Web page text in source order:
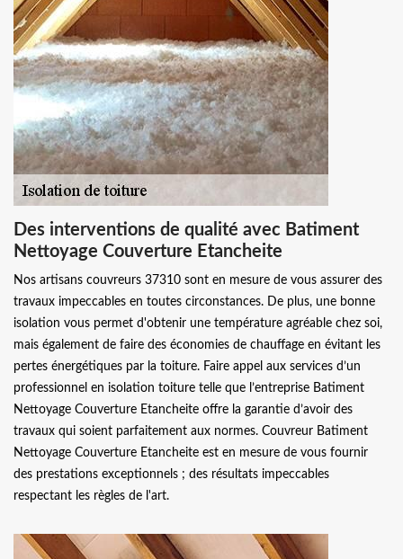
Des interventions de qualité avec Batiment
Nettoyage Couverture Etancheite
Nos artisans couvreurs 37310 sont en mesure de vous assurer des
travaux impeccables en toutes circonstances. De plus, une bonne
isolation vous permet d'obtenir une température agréable chez soi,
mais également de faire des économies de chauffage en évitant les
pertes énergétiques par la toiture. Faire appel aux services d’un
professionnel en isolation toiture telle que l’entreprise Batiment
Nettoyage Couverture Etancheite offre la garantie d’avoir des
travaux qui soient parfaitement aux normes. Couvreur Batiment
Nettoyage Couverture Etancheite est en mesure de vous fournir
des prestations exceptionnels ; des résultats impeccables
respectant les règles de l'art.